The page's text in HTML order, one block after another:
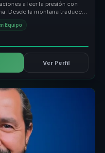
a leer la presión con
Desde la montaña traduce
Equipo
Ver Perfil